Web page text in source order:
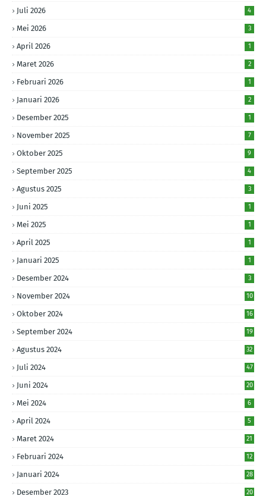
Juli 2026 4
Mei 2026 3
April 2026 1
Maret 2026 2
Februari 2026 1
Januari 2026 2
Desember 2025 1
November 2025 7
Oktober 2025 9
September 2025 4
Agustus 2025 3
Juni 2025 1
Mei 2025 1
April 2025 1
Januari 2025 1
Desember 2024 3
November 2024 10
Oktober 2024 16
September 2024 19
Agustus 2024 32
Juli 2024 47
Juni 2024 20
Mei 2024 6
April 2024 5
Maret 2024 21
Februari 2024 12
Januari 2024 28
Desember 2023 20